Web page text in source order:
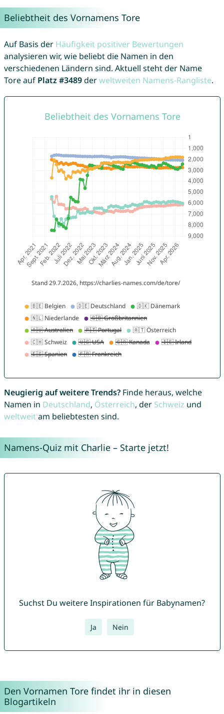
Beliebtheit des Vornamens Tore
Auf Basis der Häufigkeit positiver Bewertungen
analysieren wir, wie beliebt die Namen in den
verschiedenen Ländern sind. Aktuell steht der Name
Tore auf Platz #3489derweltweiten Namens-Rangliste.
Neugierig auf weitere Trends?Finde heraus, welche
Namen in Deutschland, Österreich, der Schweiz und
weltweitam beliebtesten sind.
Namens-Quiz mit Charlie – Starte jetzt!
Suchst Du weitere Inspirationen für Babynamen?
Ja Nein
Den Vornamen Tore findet ihr in diesen
Blogartikeln